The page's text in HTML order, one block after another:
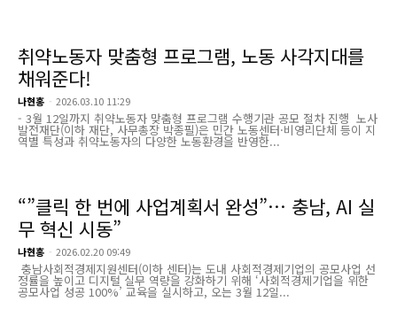
취약노동자 맞춤형 프로그램, 노동 사각지대를
채워준다!
나현홍 - 2026.03.10 11:29
- 3월 12일까지 취약노동자 맞춤형 프로그램 수행기관 공모 절차 진행 노사
발전재단(이하 재단, 사무총장 박종필)은 민간 노동센터·비영리단체 등이 지
역별 특성과 취약노동자의 다양한 노동환경을 반영한...
“”클릭 한 번에 사업계획서 완성”… 충남, AI 실
무 혁신 시동”
나현홍 - 2026.02.20 09:49
충남사회적경제지원센터(이하 센터)는 도내 사회적경제기업의 공모사업 선
정률을 높이고 디지털 실무 역량을 강화하기 위해 ‘사회적경제기업을 위한
공모사업 성공 100%’ 교육을 실시하고, 오는 3월 12일...